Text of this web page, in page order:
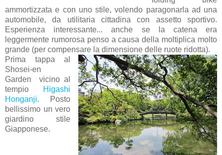
ammortizzata e con uno stile, volendo paragonarla ad una
automobile, da utilitaria cittadina con assetto sportivo.
Esperienza interessante... anche se la catena era
leggermente rumorosa penso a causa della moltiplica molto
grande (per compensare la dimensione delle ruote ridotta).
Prima tappa al
Shosei-en
Garden vicino al
tempio
Higashi
Honganji. Posto
bellissimo un vero
giardino stile
Giapponese.